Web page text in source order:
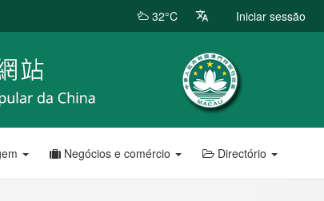
32°C Iniciar sessão
Negócios e comércio Directório